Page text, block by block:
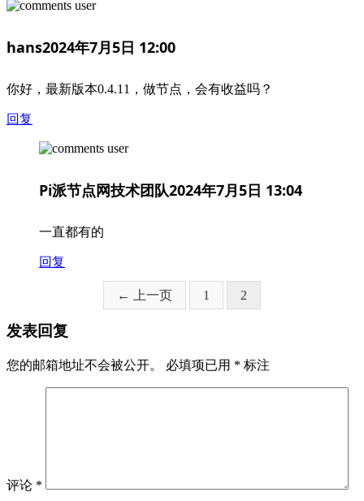
hans2024年7月5日 12:00
你好，最新版本0.4.11，做节点，会有收益吗？
回复
Pi派节点网技术团队2024年7月5日 13:04
一直都有的
回复
← 上一页
页
面
1
页
面
2
发表回复
您的邮箱地址不会被公开。 必填项已用 * 标注
评论 *